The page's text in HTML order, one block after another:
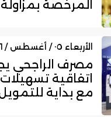
المرخصة
الأربعاء ٠٥ / أغسطس / ٢٠٢٦
مصرف الراجحي
اتفاقية تسهيلات
مع بداية